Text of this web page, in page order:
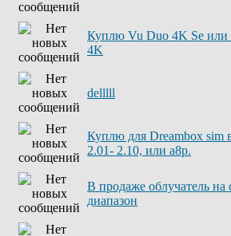
Куплю Vu Duo 4K Se
4K
delllll
Куплю для Dreambox sim
2.01- 2.10, или а8р.
В продаже облучатель на
диапазон